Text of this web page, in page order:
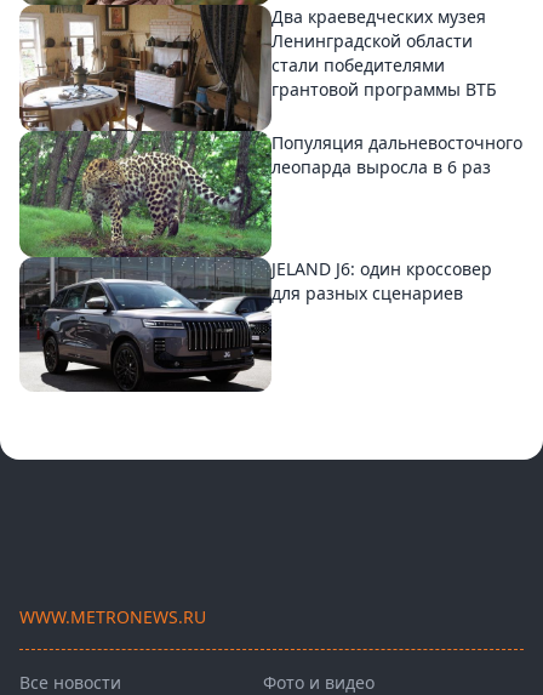
Два краеведческих музея
Ленинградской области
стали победителями
грантовой программы ВТБ
Популяция дальневосточного
леопарда выросла в 6 раз
JELAND J6: один кроссовер
для разных сценариев
WWW.METRONEWS.RU
Все новости
Фото и видео